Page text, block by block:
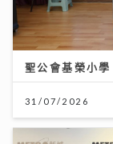
聖公會基榮小學
31/07/2026